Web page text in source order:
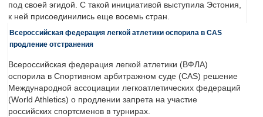
под своей эгидой. С такой инициативой выступила Эстония,
к ней присоединились еще восемь стран.
Всероссийская федерация легкой атлетики оспорила в CAS
продление отстранения
Всероссийская федерация легкой атлетики (ВФЛА)
оспорила в Спортивном арбитражном суде (CAS) решение
Международной ассоциации легкоатлетических федераций
(World Athletics) о продлении запрета на участие
российских спортсменов в турнирах.